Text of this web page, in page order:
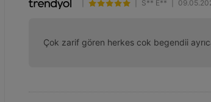
S** E**
Çok zarif gören herkes cok begendii